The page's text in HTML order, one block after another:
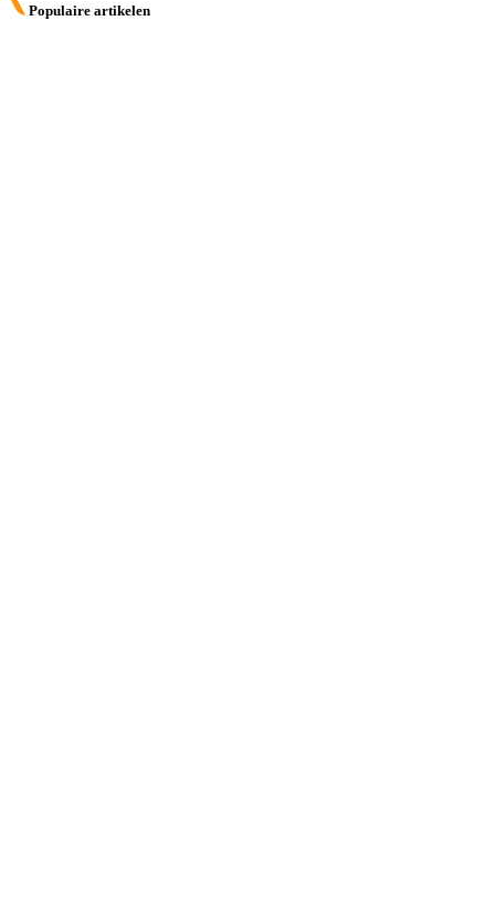
Populaire artikelen